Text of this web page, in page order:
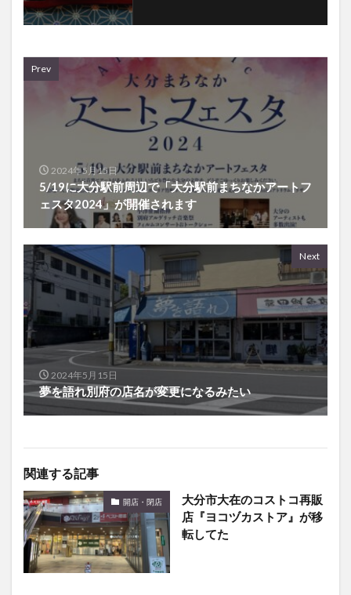
Prev
2024年5月15日
5/19に大分駅前周辺で「大分駅前まちなかアートフ
ェスタ2024」が開催されます
Next
2024年5月15日
夢を語れ別府の店名が変更になるみたい
関連する記事
開店・閉店
大分市大在のコストコ再販
店『ヨコヅカストア』が移
転してた